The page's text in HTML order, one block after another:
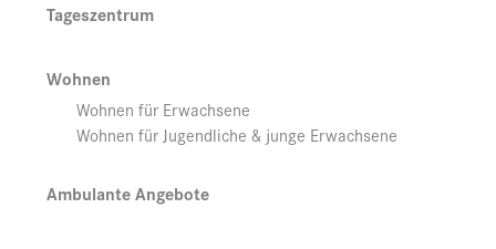
Tageszentrum
Wohnen
Wohnen für Erwachsene
Wohnen für Jugendliche & junge Erwachsene
Ambulante Angebote